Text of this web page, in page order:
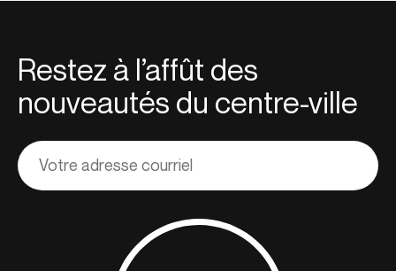
Restez à l’affût des
nouveautés du centre-ville
Adresse
courriel